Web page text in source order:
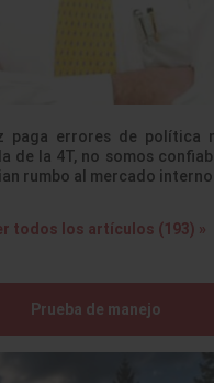
paga errores de política
de la 4T, no somos
rumbo al mercado interno
todos los artículos (193) »
Prueba de manejo